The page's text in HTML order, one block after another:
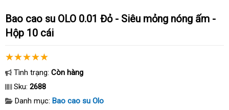
Bao cao su OLO 0.01 Đỏ - Siêu mỏng nóng ấm -
Hộp 10 cái
Tình trạng: Còn hàng
Sku: 2688
Danh mục: Bao cao su Olo